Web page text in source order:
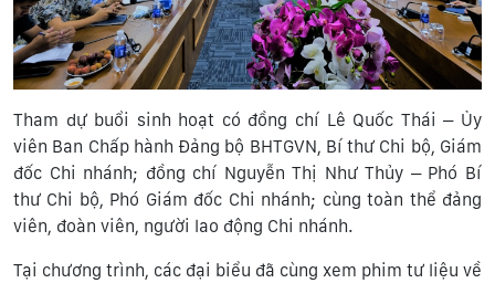
Tham dự buổi sinh hoạt có đồng chí Lê Quốc Thái – Ủy
viên Ban Chấp hành Đảng bộ BHTGVN, Bí thư Chi bộ, Giám
đốc Chi nhánh; đồng chí Nguyễn Thị Như Thủy – Phó Bí
thư Chi bộ, Phó Giám đốc Chi nhánh; cùng toàn thể đảng
viên, đoàn viên, người lao động Chi nhánh.
Tại chương trình, các đại biểu đã cùng xem phim tư liệu về